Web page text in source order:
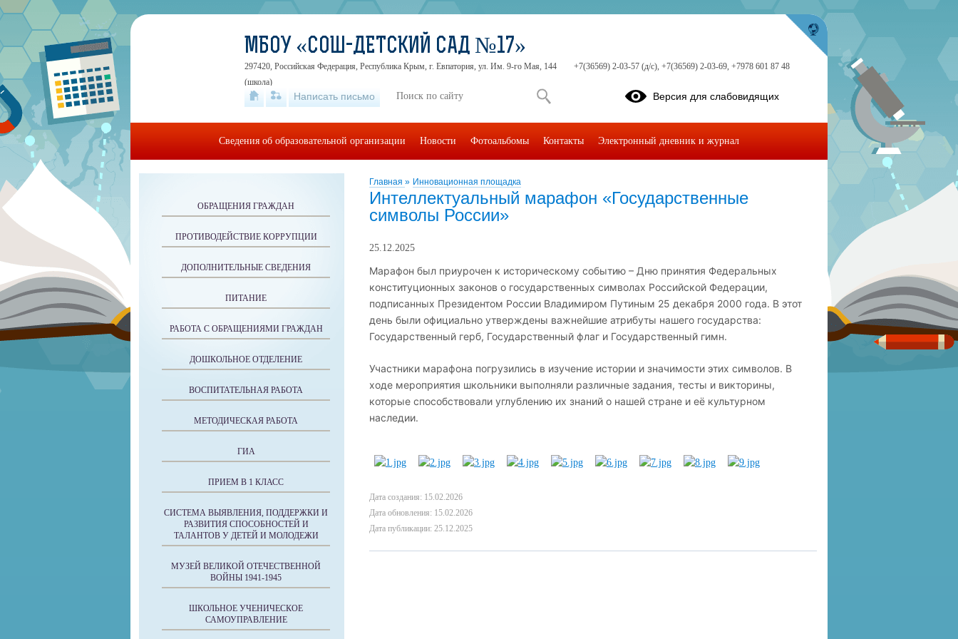
Главная » Инновационная площадка
Интеллектуальный марафон «Государственные
символы России»
25.12.2025
Марафон был приурочен к историческому событию – Дню принятия Федеральных
конституционных законов о государственных символах Российской Федерации,
подписанных Президентом России Владимиром Путиным 25 декабря 2000 года. В этот
день были официально утверждены важнейшие атрибуты нашего государства:
Государственный герб, Государственный флаг и Государственный гимн.
Участники марафона погрузились в изучение истории и значимости этих символов. В
ходе мероприятия школьники выполняли различные задания, тесты и викторины,
которые способствовали углублению их знаний о нашей стране и её культурном
наследии.
Дата создания: 15.02.2026
Дата обновления: 15.02.2026
Дата публикации: 25.12.2025
ОБРАЩЕНИЯ ГРАЖДАН
ПРОТИВОДЕЙСТВИЕ КОРРУПЦИИ
ДОПОЛНИТЕЛЬНЫЕ СВЕДЕНИЯ
ПИТАНИЕ
РАБОТА С ОБРАЩЕНИЯМИ ГРАЖДАН
ДОШКОЛЬНОЕ ОТДЕЛЕНИЕ
ВОСПИТАТЕЛЬНАЯ РАБОТА
МЕТОДИЧЕСКАЯ РАБОТА
ГИА
ПРИЕМ В 1 КЛАСС
СИСТЕМА ВЫЯВЛЕНИЯ, ПОДДЕРЖКИ И
РАЗВИТИЯ СПОСОБНОСТЕЙ И
ТАЛАНТОВ У ДЕТЕЙ И МОЛОДЕЖИ
МУЗЕЙ ВЕЛИКОЙ ОТЕЧЕСТВЕННОЙ
ВОЙНЫ 1941-1945
ШКОЛЬНОЕ УЧЕНИЧЕСКОЕ
САМОУПРАВЛЕНИЕ
МБОУ «СОШ-ДЕТСКИЙ САД №17»
297420, Российская Федерация, Республика Крым, г. Евпатория, ул. Им. 9-го Мая, 144
+7(36569) 2-03-57 (д/с), +7(36569) 2-03-69, +7978 601 87 48
(школа)
Написать письмо Версия для слабовидящих
Сведения об образовательной организации Новости Фотоальбомы Контакты Электронный дневник и журнал